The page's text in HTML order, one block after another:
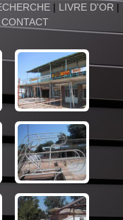
| LIVRE D'OR |
CONTACT